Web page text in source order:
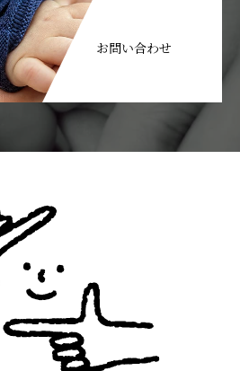
お問い合わせ